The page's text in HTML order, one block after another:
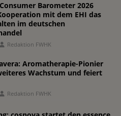
Barometer 2026
mit dem EHI das
im deutschen
Redaktion FWHK
Aromatherapie-Pionier
Wachstum und feiert
Redaktion FWHK